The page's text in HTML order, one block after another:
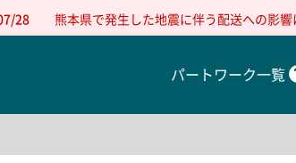
28 熊本県で発生した地震に伴う配送への影響
パートワーク一覧